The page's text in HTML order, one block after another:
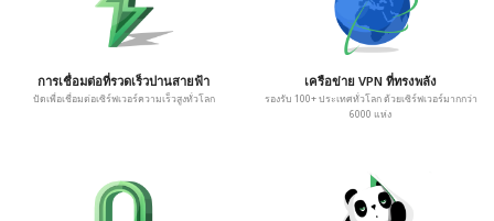
การเชื่อมต่อที่รวดเร็วปานสายฟ้า
ปัดเพื่อเชื่อมต่อเซิร์ฟเวอร์ความเร็วสูงทั่วโลก
เครือข่าย VPN ที่ทรงพลัง
รองรับ 100+ ประเทศทั่วโลก ด้วยเซิร์ฟเวอร์มากกว่า
6000 แห่ง